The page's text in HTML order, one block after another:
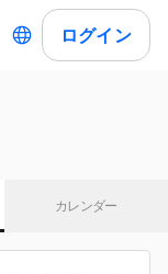
ログイン
カレンダー